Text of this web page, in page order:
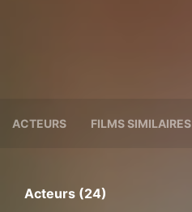
ACTEURS FILMS SIMILAIRES
Acteurs (24)